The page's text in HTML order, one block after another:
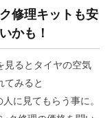
修理キットも安
かも！
見るとタイヤの空気
てみると
に見てもらう事に。